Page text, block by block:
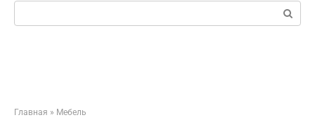
Поиск:
Главная » Мебель